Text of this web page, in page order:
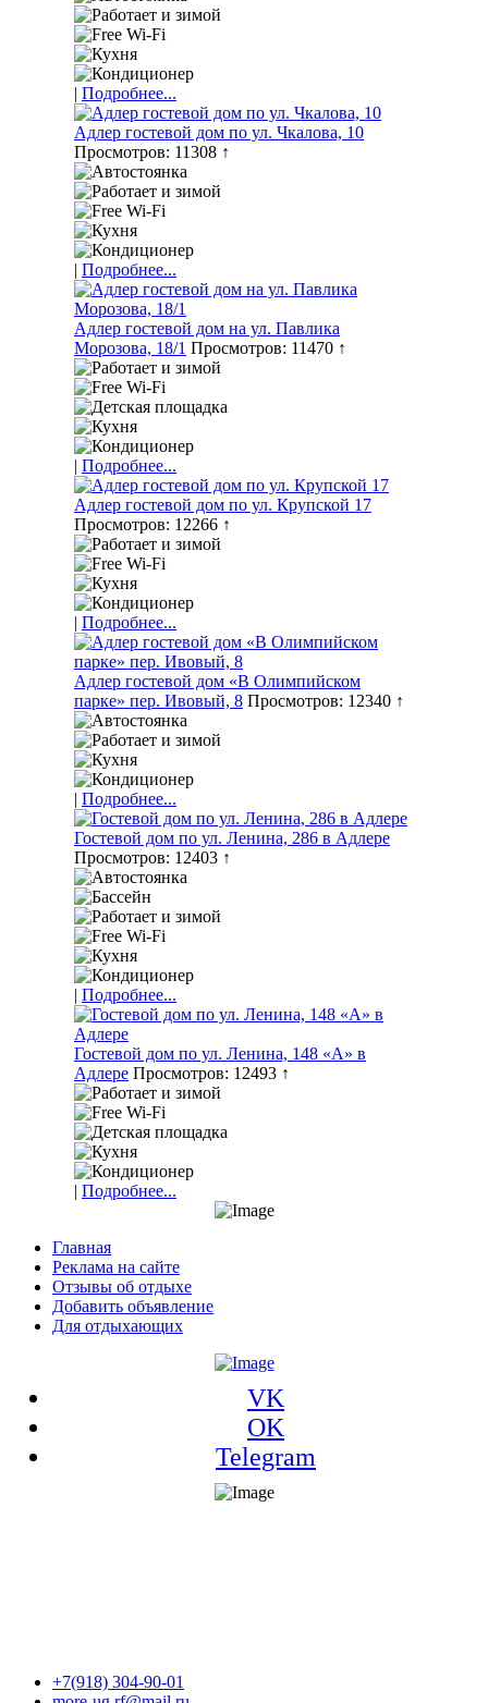
| Подробнее...
Адлер гостевой дом по ул. Чкалова, 10
Просмотров: 11308 ↑
| Подробнее...
Адлер гостевой дом на ул. Павлика
Морозова, 18/1 Просмотров: 11470 ↑
| Подробнее...
Адлер гостевой дом по ул. Крупской 17
Просмотров: 12266 ↑
| Подробнее...
Адлер гостевой дом «В Олимпийском
парке» пер. Ивовый, 8 Просмотров: 12340 ↑
| Подробнее...
Гостевой дом по ул. Ленина, 286 в Адлере
Просмотров: 12403 ↑
| Подробнее...
Гостевой дом по ул. Ленина, 148 «А» в
Адлере Просмотров: 12493 ↑
| Подробнее...
Главная
Реклама на сайте
Отзывы об отдыхе
Добавить объявление
Для отдыхающих
VK
OK
Telegram
+7(918) 304-90-01